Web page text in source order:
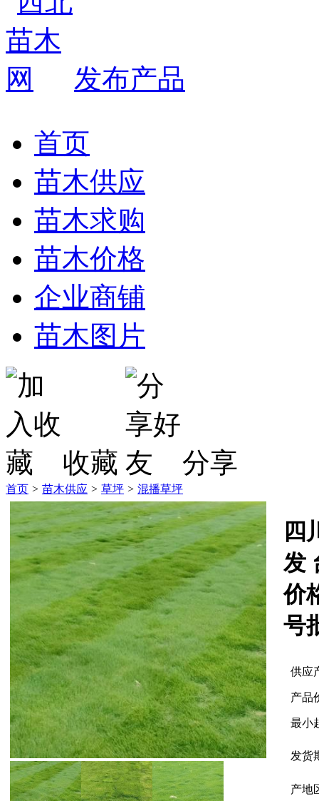
发布产品
首页
苗木供应
苗木求购
苗木价格
企业商铺
苗木图片
收藏 分享
首页 > 苗木供应 > 草坪 > 混播草坪
四
发
价
号
供应
产品
最小
发货
产地